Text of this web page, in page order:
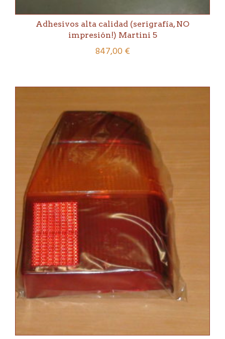
Adhesivos alta calidad (serigrafía, NO
impresión!) Martini 5
847,00€